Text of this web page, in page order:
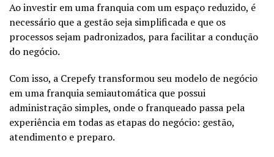
Ao investir em uma franquia com um espaço reduzido, é
necessário que a gestão seja simplificada e que os
processos sejam padronizados, para facilitar a condução
do negócio.
Com isso, a Crepefy transformou seu modelo de negócio
em uma franquia semiautomática que possui
administração simples, onde o franqueado passa pela
experiência em todas as etapas do negócio: gestão,
atendimento e preparo.